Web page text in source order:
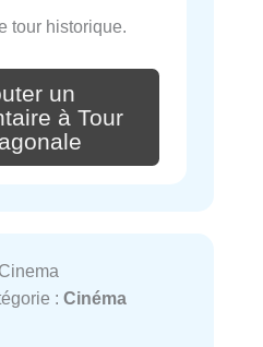
tour historique.
un
à Tour
: Cinéma